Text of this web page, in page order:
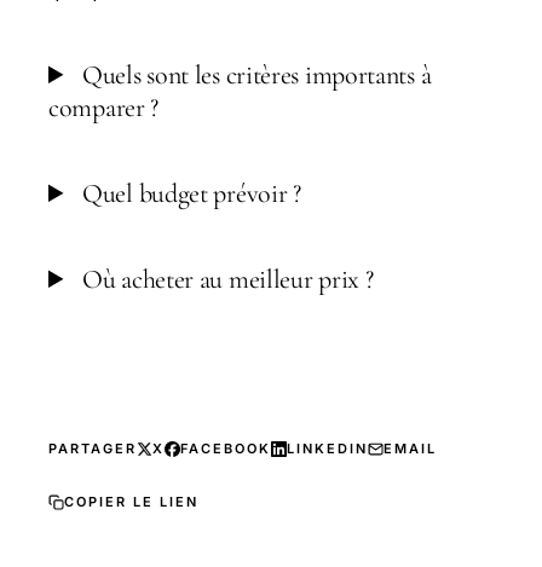
Quels sont les critères importants à
comparer ?
Quel budget prévoir ?
Où acheter au meilleur prix ?
PARTAGER X FACEBOOK LINKEDIN EMAIL
COPIER LE LIEN